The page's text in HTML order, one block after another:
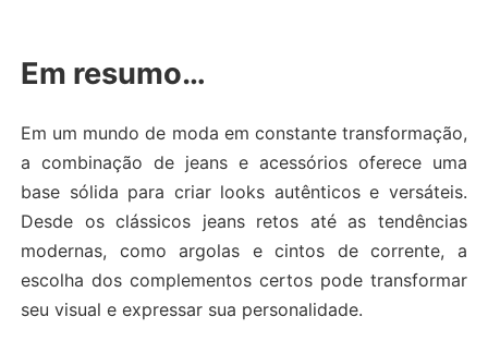
Em resumo…
Em um mundo de moda em constante transformação,
a combinação de jeans e acessórios oferece uma
base sólida para criar looks autênticos e versáteis.
Desde os clássicos jeans retos até as tendências
modernas, como argolas e cintos de corrente, a
escolha dos complementos certos pode transformar
seu visual e expressar sua personalidade.